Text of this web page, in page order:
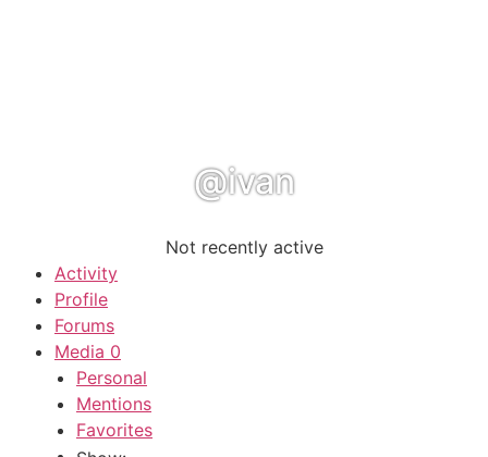
@ivan
Not recently active
Activity
Profile
Forums
Media 0
Personal
Mentions
Favorites